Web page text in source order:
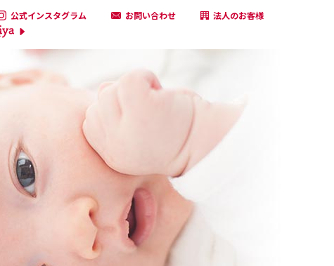
公式インスタグラム お問い合わせ 法人のお客様